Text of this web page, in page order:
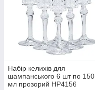
Набір келихів для
шампанського 6 шт по 150
мл прозорий HP4156